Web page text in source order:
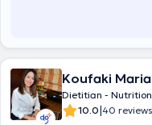
Koufaki Maria
Dietitian -
10.0|40 reviews